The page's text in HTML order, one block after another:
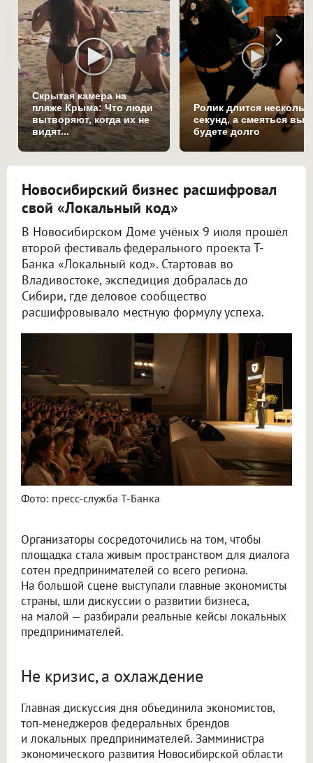
Скрытая камера на
пляже Крыма: Что люди
вытворяют, когда их не
видят...
Ролик длится
секунд, а смеяться вы
будете долго
Новосибирский бизнес расшифровал
свой «Локальный код»
В Новосибирском Доме учёных 9 июля прошёл
второй фестиваль федерального проекта Т-
Банка «Локальный код». Стартовав во
Владивостоке, экспедиция добралась до
Сибири, где деловое сообщество
расшифровывало местную формулу успеха.
Фото: пресс-служба Т-Банка
Организаторы сосредоточились на том, чтобы
площадка стала живым пространством для диалога
сотен предпринимателей со всего региона.
На большой сцене выступали главные экономисты
страны, шли дискуссии о развитии бизнеса,
на малой — разбирали реальные кейсы локальных
предпринимателей.
Не кризис, а охлаждение
Главная дискуссия дня объединила экономистов,
топ-менеджеров федеральных брендов
и локальных предпринимателей. Замминистра
экономического развития Новосибирской области